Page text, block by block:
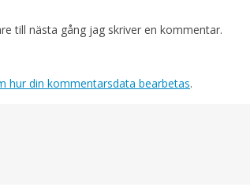
till nästa gång jag skriver en kommentar.
hur din kommentarsdata bearbetas.